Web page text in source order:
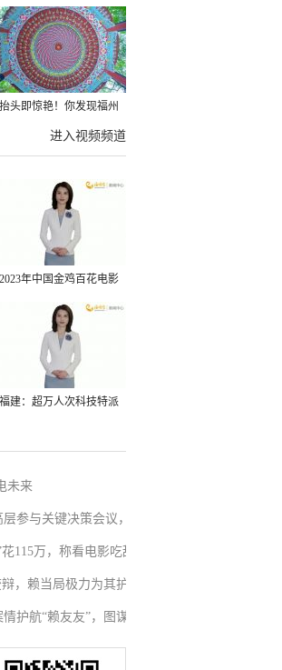
略水上丹霞独特风光
抬头即惊艳！你发现福州
美学“天花板”了吗？
进入视频频道
2023年中国金鸡百花电影
节有福电影巡展31日启动
福建：超万人次科技特派
未来
参与关键决策会议，
”，民众党质问卓荣泰
115万，称看电影吃甜
告却坚称“无愧于心”
，赖当局极力为其护
绿营：“门神”一大
护航“赖友友”，图谋
全自身亲信